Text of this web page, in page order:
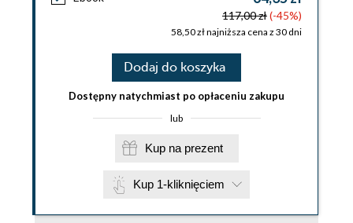
117,00 zł(-45%)
58,50 zł najniższa cena z 30 dni
Dodaj do koszyka
Dostępny natychmiast po opłaceniu zakupu
lub
Kup na prezent
Kup 1-kliknięciem